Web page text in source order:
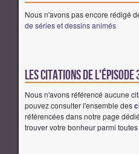
Nous n'avons pas encore rédigé
de séries et dessins animés
Les citations de
Nous n'avons référencé aucune
pouvez consulter l'ensemble des
référencées dans notre page
trouver votre bonheur parmi